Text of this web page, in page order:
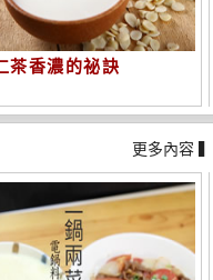
茶香濃的祕訣
更多內容 ▍